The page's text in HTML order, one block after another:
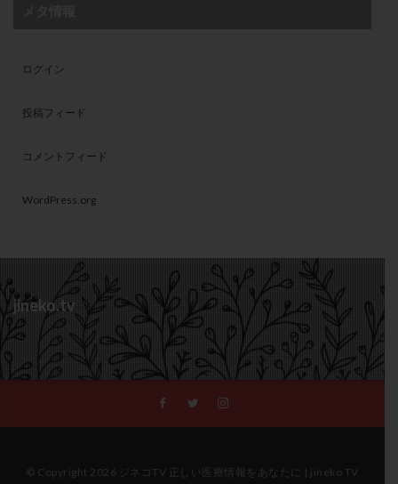
ログイン
投稿フィード
コメントフィード
WordPress.org
jineko.tv
© Copyright 2026 ジネコTV 正しい医療情報をあなたに | jineko TV